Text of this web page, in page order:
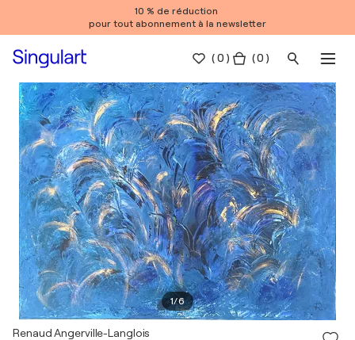
10 % de réduction
pour tout abonnement à la newsletter
(0 ) ( 0 )
1/6
Renaud Angerville-Langlois